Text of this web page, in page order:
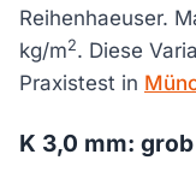
Reihenhaeuser.
kg/m2. Diese
Praxistest in
K 3,0 mm: